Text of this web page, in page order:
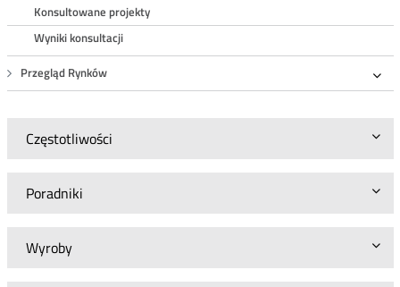
Konsultowane projekty
Wyniki konsultacji
Przegląd Rynków
Częstotliwości
Poradniki
Wyroby